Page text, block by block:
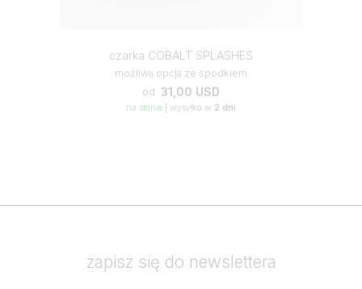
czarka COBALT SPLASHES
możliwa opcja ze spodkiem
od 31,00 USD
na stanie wysyłka w 2 dni
zapisz się do newslettera